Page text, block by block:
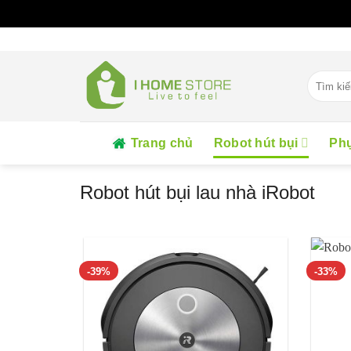
kiếm:
Trang chủ Robot hút bụi
Robot hút bụi lau nhà iRobot
-39% -33%